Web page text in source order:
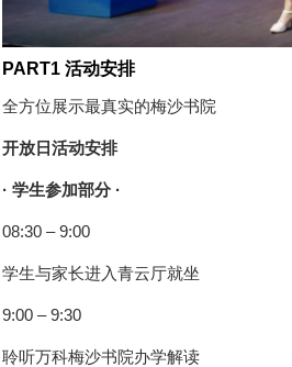
PART1 活动安排
全方位展示最真实的梅沙书院
开放日活动安排
· 学生参加部分 ·
08:30 – 9:00
学生与家长进入青云厅就坐
9:00 – 9:30
聆听万科梅沙书院办学解读